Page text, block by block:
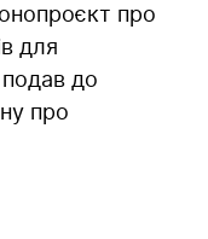
про
для
до
про